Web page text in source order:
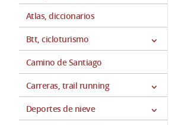
Atlas, diccionarios
Btt, cicloturismo
Camino de Santiago
Carreras, trail running
Deportes de nieve